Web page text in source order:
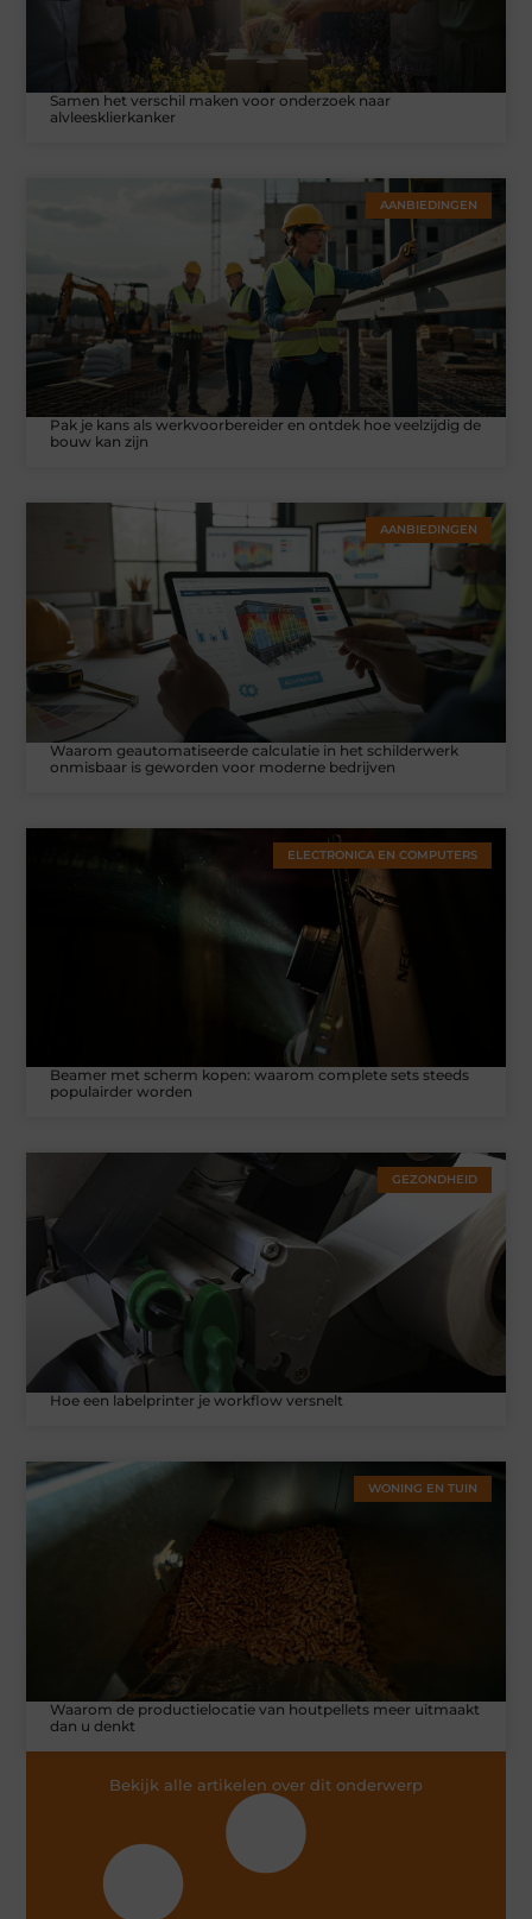
Samen het verschil maken voor onderzoek naar
alvleesklierkanker
AANBIEDINGEN
Pak je kans als werkvoorbereider en ontdek hoe veelzijdig de
bouw kan zijn
AANBIEDINGEN
Waarom geautomatiseerde calculatie in het schilderwerk
onmisbaar is geworden voor moderne bedrijven
ELECTRONICA EN COMPUTERS
Beamer met scherm kopen: waarom complete sets steeds
populairder worden
GEZONDHEID
Hoe een labelprinter je workflow versnelt
WONING EN TUIN
Waarom de productielocatie van houtpellets meer uitmaakt
dan u denkt
Bekijk alle artikelen over dit onderwerp